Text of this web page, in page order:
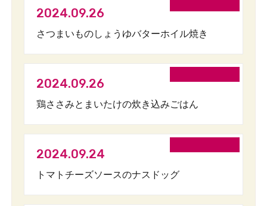
2024.09.26
さつまいものしょうゆバターホイル焼き
2024.09.26
鶏ささみとまいたけの炊き込みごはん
2024.09.24
トマトチーズソースのナスドッグ